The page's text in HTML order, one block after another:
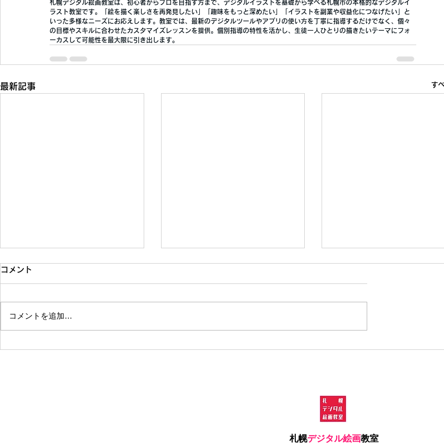
札幌デジタル絵画教室は、初心者からプロを目指す方まで、デジタルイラストを基礎から学べる札幌市の本格的なデジタルイ
ラスト教室です。「絵を描く楽しさを再発見したい」「趣味をもっと深めたい」「イラストを副業や収益化につなげたい」と
いった多様なニーズにお応えします。教室では、最新のデジタルツールやアプリの使い方を丁寧に指導するだけでなく、個々
の目標やスキルに合わせたカスタマイズレッスンを提供。個別指導の特性を活かし、生徒一人ひとりの描きたいテーマにフォ
ーカスして可能性を最大限に引き出します。
最新記事 す
Procreateで写実的アートを
【🚀 Procreateで手描きアニ
大人になってから始めるデ
コメント
コメントを追加…
札幌デジタル絵画教室